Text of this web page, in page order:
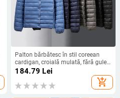
Palton bărbătesc în stil coreean
cardigan, croială mulată, fără guler,
închidere cu nasturi pe un rând
184.79 Lei
add_shopping_cart